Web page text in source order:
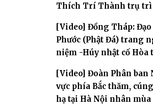
Thích Trí Thành trụ trì
[Video] Đồng Tháp:
Phước (Phật Đá) trang
niệm -Húy nhật cố
[Video] Đoàn Phân
vực phía Bắc thăm,
hạ tại Hà Nội nhân mùa